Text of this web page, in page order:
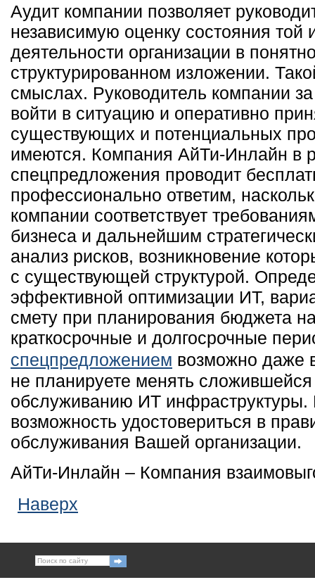
Аудит компании позволяет
независимую оценку состояния
деятельности организации в
структурированном изложении.
смыслах. Руководитель компании
войти в ситуацию и оперативно
существующих и потенциальных
имеются. Компания АйТи-Инлайн в
спецпредложения проводит
профессионально ответим,
компании соответствует
бизнеса и дальнейшим
анализ рисков, возникновение
с существующей структурой.
эффективной оптимизации ИТ,
смету при планирования бюджета
краткосрочные и долгосрочные
спецпредложением возможно даже
не планируете менять
обслуживанию ИТ
возможность удостовериться в
обслуживания Вашей организации.
АйТи-Инлайн – Компания
Наверх